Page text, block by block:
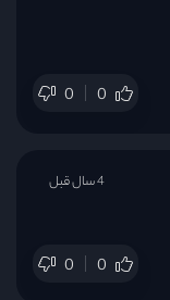
0 0
0 0
4 سال قبل